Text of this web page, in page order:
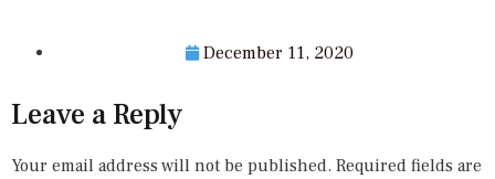
December 11, 2020
Leave a Reply
Your email address will not be published. Required fields are